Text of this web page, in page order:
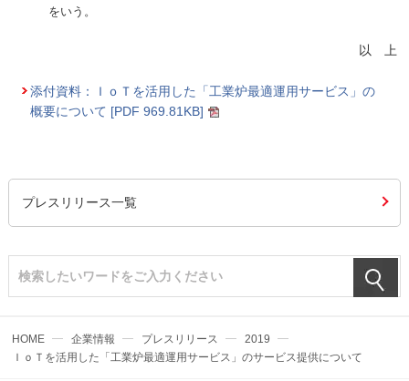
をいう。
以 上
添付資料：ＩｏＴを活用した「工業炉最適運用サービス」の
概要について [PDF969.81KB]
プレスリリース一覧
HOME 企業情報 プレスリリース
2019
ＩｏＴを活用した「工業炉最適運用サービス」のサービス提供について